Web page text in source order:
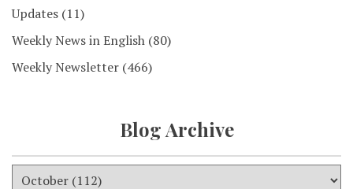
Updates (11)
Weekly News in English (80)
Weekly Newsletter (466)
Blog Archive